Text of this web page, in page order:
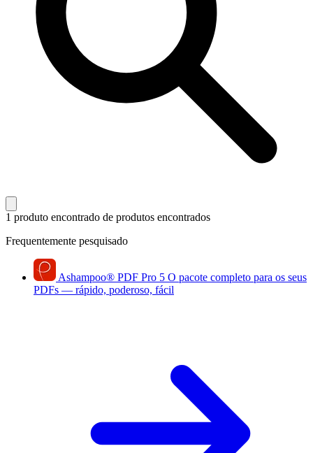
1 produto encontrado de produtos encontrados
Frequentemente pesquisado
Ashampoo® PDF Pro 5 O pacote completo para os seus
PDFs — rápido, poderoso, fácil